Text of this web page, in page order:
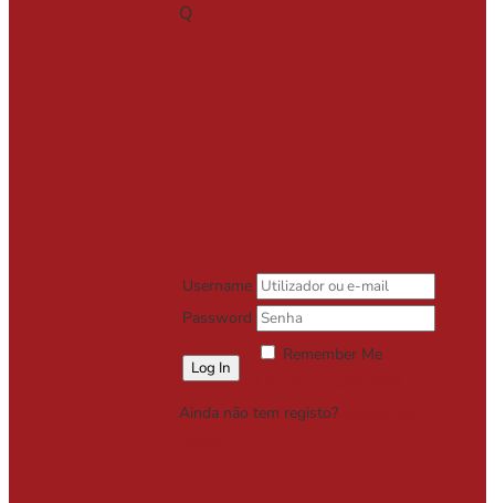
Q
Username
Password
Remember Me
Ainda não tem registo?